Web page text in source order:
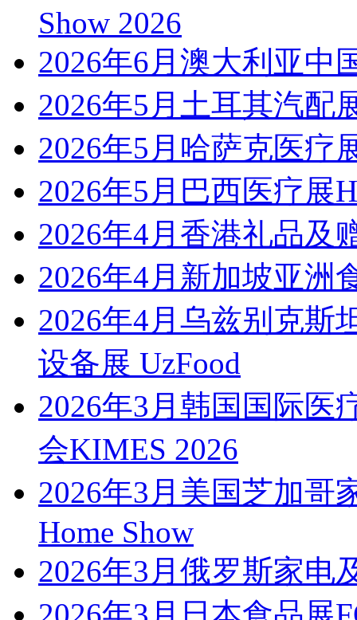
Show 2026
2026年6月澳大利亚中
2026年5月土耳其汽配
2026年5月哈萨克医疗
2026年5月巴西医疗展
2026年4月香港礼品及
2026年4月新加坡亚洲
2026年4月乌兹别克斯
设备展 UzFood
2026年3月韩国国际医
会KIMES 2026
2026年3月美国芝加哥
Home Show
2026年3月俄罗斯家电